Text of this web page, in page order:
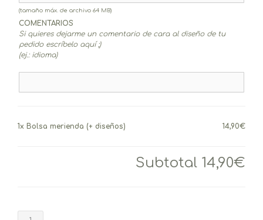
(tamaño máx. de archivo 64 MB)
COMENTARIOS
Si quieres dejarme un comentario de cara al diseño de tu
pedido escríbelo aquí ;)
(ej.: idioma)
1x Bolsa merienda (+ diseños) 14,90€
Subtotal 14,90€